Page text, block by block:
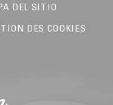
DEL SITIO
DES COOKIES